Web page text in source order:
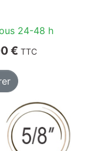
24-48 h
€ TTC